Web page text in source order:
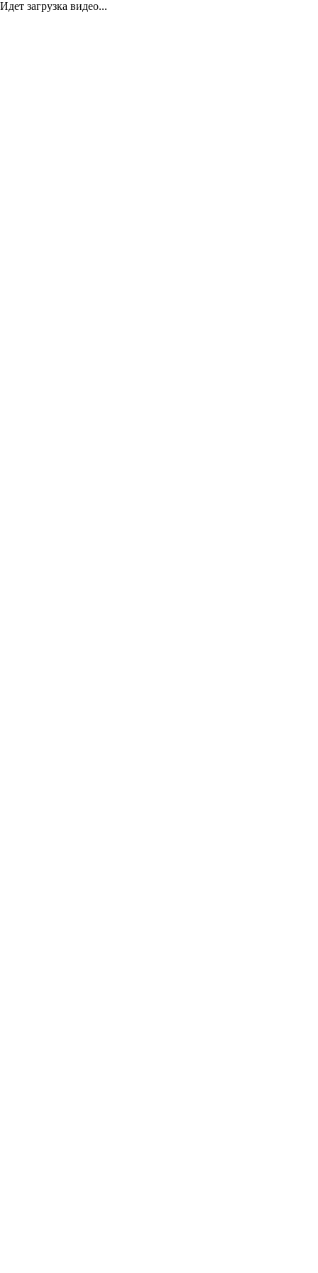
Идет загрузка видео...